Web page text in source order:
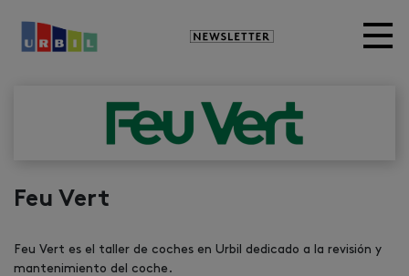
Newsletter
Feu Vert
Feu Vert es el taller de coches en Urbil dedicado a la revisión y
mantenimiento del coche.